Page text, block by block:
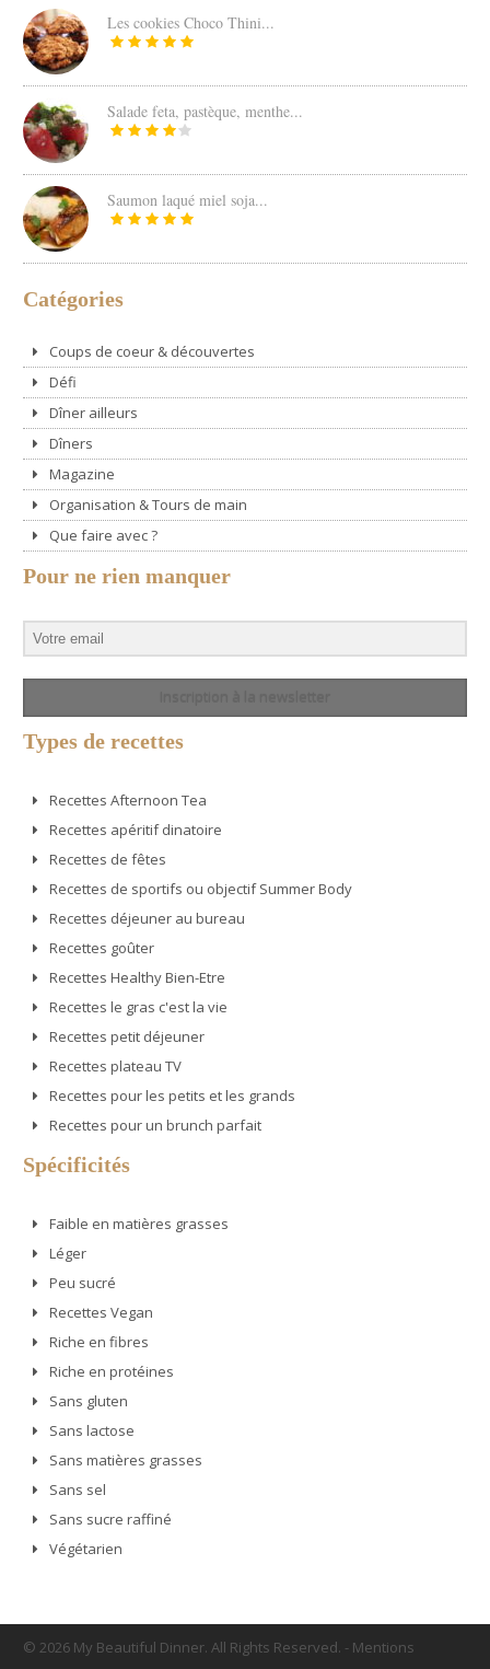
Les cookies Choco Thini...
Salade feta, pastèque, menthe...
Saumon laqué miel soja...
Catégories
Coups de coeur & découvertes
Défi
Dîner ailleurs
Dîners
Magazine
Organisation & Tours de main
Que faire avec ?
Pour ne rien manquer
Types de recettes
Recettes Afternoon Tea
Recettes apéritif dinatoire
Recettes de fêtes
Recettes de sportifs ou objectif Summer Body
Recettes déjeuner au bureau
Recettes goûter
Recettes Healthy Bien-Etre
Recettes le gras c'est la vie
Recettes petit déjeuner
Recettes plateau TV
Recettes pour les petits et les grands
Recettes pour un brunch parfait
Spécificités
Faible en matières grasses
Léger
Peu sucré
Recettes Vegan
Riche en fibres
Riche en protéines
Sans gluten
Sans lactose
Sans matières grasses
Sans sel
Sans sucre raffiné
Végétarien
© 2026 My Beautiful Dinner. All Rights Reserved. - Mentions